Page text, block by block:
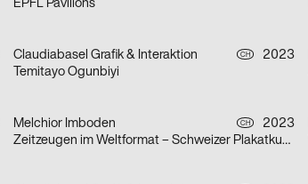
EPFL Pavilions
Claudiabasel Grafik & Interaktion CH
2023
Temitayo Ogunbiyi
Melchior Imboden CH
2023
Zeitzeugen im Weltformat – Schweizer Plakatkunst